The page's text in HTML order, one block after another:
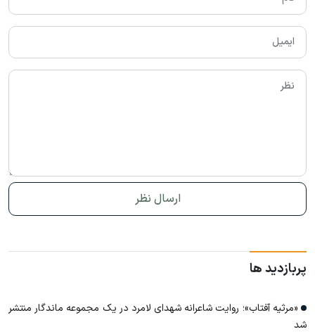
پربازدید ها
«مرثیه آفتاب»؛ روایت شاعرانه شهدای لامرد در یک مجموعه ماندگار منتشر
شد